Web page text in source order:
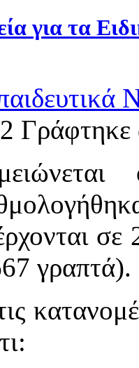
για τα
Γράφτηκε
γραπτά).